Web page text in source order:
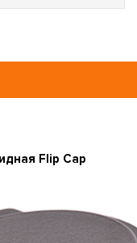
Flip Cap